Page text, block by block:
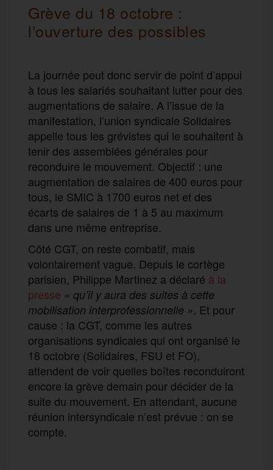
Grève du 18 octobre :
l’ouverture des possibles
La journée peut donc servir de point d’appui
à tous les salariés souhaitant lutter pour des
augmentations de salaire. A l’issue de la
manifestation, l’union syndicale Solidaires
appelle tous les grévistes qui le souhaitent à
tenir des assemblées générales pour
reconduire le mouvement. Objectif : une
augmentation de salaires de 400 euros pour
tous, le SMIC à 1700 euros net et des
écarts de salaires de 1 à 5 au maximum
dans une même entreprise.
Côté CGT, on reste combatif, mais
volontairement vague. Depuis le cortège
parisien, Philippe Martinez a déclaré à la
presse « qu’il y aura des suites à cette
mobilisation interprofessionnelle ». Et pour
cause : la CGT, comme les autres
organisations syndicales qui ont organisé le
18 octobre (Solidaires, FSU et FO),
attendent de voir quelles boîtes reconduiront
encore la grève demain pour décider de la
suite du mouvement. En attendant, aucune
réunion intersyndicale n’est prévue : on se
compte.